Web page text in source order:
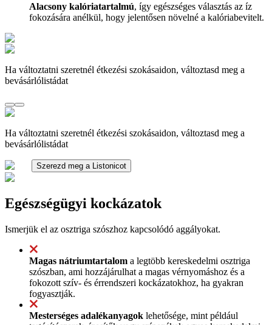
Alacsony kalóriatartalmú, így egészséges választás az íz
fokozására anélkül, hogy jelentősen növelné a kalóriabevitelt.
Ha változtatni szeretnél étkezési szokásaidon, változtasd meg a
bevásárlólistádat
Ha változtatni szeretnél étkezési szokásaidon, változtasd meg a
bevásárlólistádat
Szerezd meg a Listonicot
Egészségügyi kockázatok
Ismerjük el az osztriga szószhoz kapcsolódó aggályokat.
Magas nátriumtartalom a legtöbb kereskedelmi osztriga
szószban, ami hozzájárulhat a magas vérnyomáshoz és a
fokozott szív- és érrendszeri kockázatokhoz, ha gyakran
fogyasztják.
Mesterséges adalékanyagok lehetősége, mint például